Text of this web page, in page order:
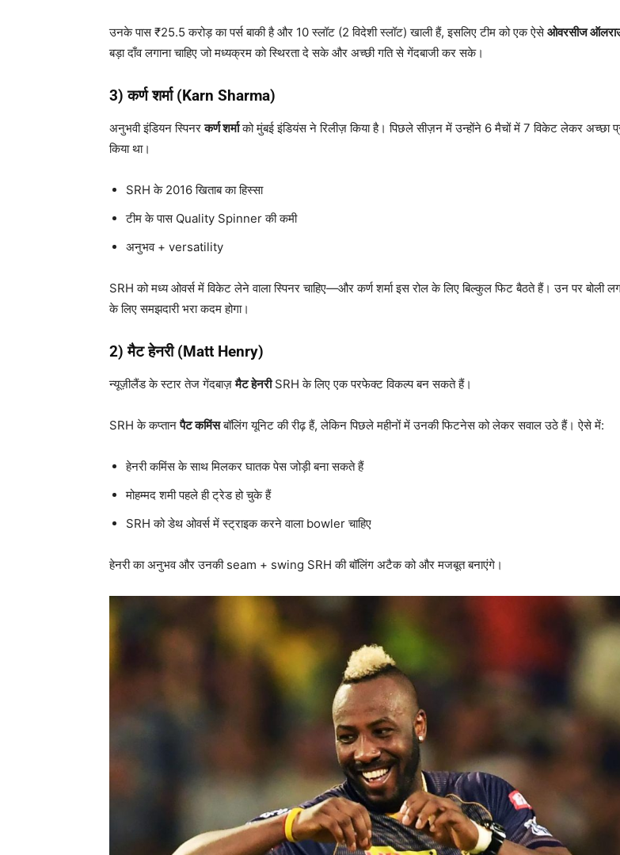
उनके पास ₹25.5 करोड़ का पर्स बाकी है और 10 स्लॉट (2 विदेशी स्लॉट) खाली हैं, इसलिए टीम को एक ऐसेओवरसीज
बड़ा दाँव लगाना चाहिए जो मध्यक्रम को स्थिरता दे सके और अच्छी गति से गेंदबाजी कर सके।
3)कर्ण शर्मा (Karn Sharma)
अनुभवी इंडियन स्पिनरकर्ण शर्माको मुंबई इंडियंस ने रिलीज़ किया है। पिछले सीज़न में उन्होंने 6 मैचों में 7 विकेट लेकर अच्छा
किया था।
SRH के 2016 खिताब का हिस्सा
टीम के पास Quality Spinner की कमी
अनुभव + versatility
SRH को मध्य ओवर्स में विकेट लेने वाला स्पिनर चाहिए—और कर्ण शर्मा इस रोल के लिए बिल्कुल फिट बैठते हैं। उन पर बोली
के लिए समझदारी भरा कदम होगा।
2)मैट हेनरी (Matt Henry)
न्यूज़ीलैंड के स्टार तेज गेंदबाज़मैट हेनरीSRH के लिए एक परफेक्ट विकल्प बन सकते हैं।
SRH के कप्तानपैट कमिंसबॉलिंग यूनिट की रीढ़ हैं, लेकिन पिछले महीनों में उनकी फिटनेस को लेकर सवाल उठे हैं। ऐसे में:
हेनरी कमिंस के साथ मिलकर घातक पेस जोड़ी बना सकते हैं
मोहम्मद शमी पहले ही ट्रेड हो चुके हैं
SRH को डेथ ओवर्स में स्ट्राइक करने वाला bowler चाहिए
हेनरी का अनुभव और उनकी seam + swing SRH की बॉलिंग अटैक को और मजबूत बनाएंगे।